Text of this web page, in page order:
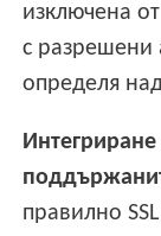
изключена
с разрешени
определя
Интегриране
правилно